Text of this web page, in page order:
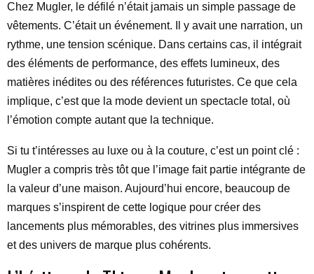
Chez Mugler, le défilé n’était jamais un simple passage de
vêtements. C’était un événement. Il y avait une narration, un
rythme, une tension scénique. Dans certains cas, il intégrait
des éléments de performance, des effets lumineux, des
matières inédites ou des références futuristes. Ce que cela
implique, c’est que la mode devient un spectacle total, où
l’émotion compte autant que la technique.
Si tu t’intéresses au luxe ou à la couture, c’est un point clé :
Mugler a compris très tôt que l’image fait partie intégrante de
la valeur d’une maison. Aujourd’hui encore, beaucoup de
marques s’inspirent de cette logique pour créer des
lancements plus mémorables, des vitrines plus immersives
et des univers de marque plus cohérents.